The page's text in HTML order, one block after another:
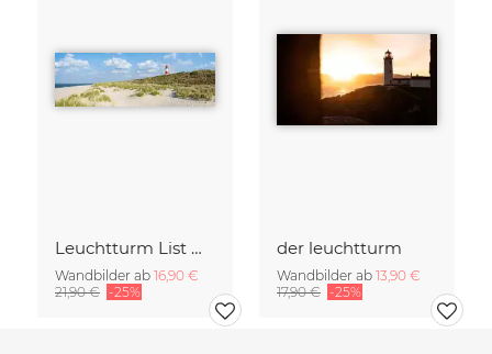
Leuchtturm List Ost auf Sylt
Wandbilder ab 16,90 €
21,90 € -25%
der leuchtturm
Wandbilder ab 13,90 €
17,90 € -25%